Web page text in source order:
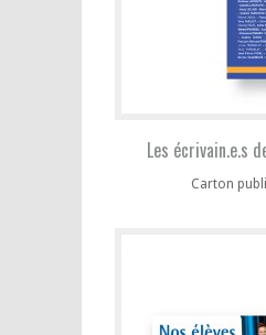
Les écrivain.e.s
Carton